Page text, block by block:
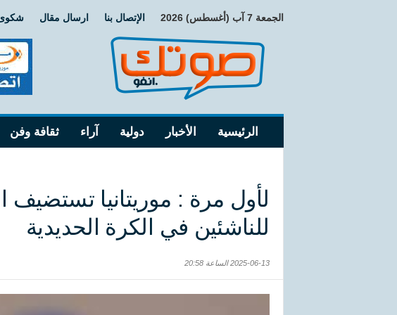
الجمعة 7 آب (أغسطس) 2026 الإتصال بنا ارسال مقال شكوى
الرئيسية الأخبار دولية آراء ثقافة وفن
لأول مرة : موريتانيا تستضيف
للناشئين في الكرة الحديدية
2025-06-13 الساعة 20:58